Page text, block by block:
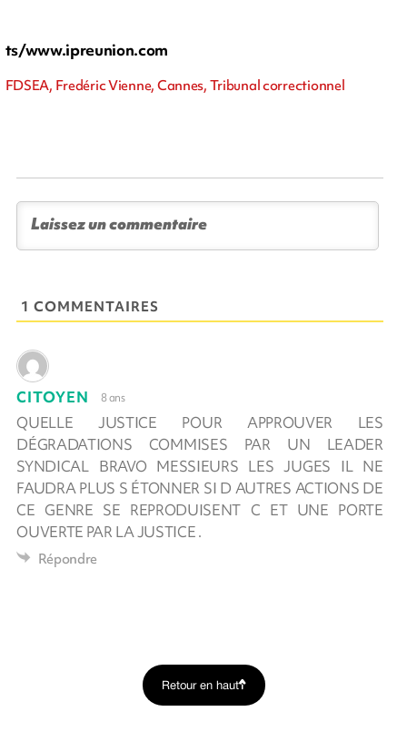
ts/www.ipreunion.com
FDSEA, Fredéric Vienne, Cannes, Tribunal correctionnel
1 COMMENTAIRES
CITOYEN 8 ans
QUELLE JUSTICE POUR APPROUVER LES
DÉGRADATIONS COMMISES PAR UN LEADER
SYNDICAL BRAVO MESSIEURS LES JUGES IL NE
FAUDRA PLUS S ÉTONNER SI D AUTRES ACTIONS DE
CE GENRE SE REPRODUISENT C ET UNE PORTE
OUVERTE PAR LA JUSTICE .
Répondre
Retour en haut